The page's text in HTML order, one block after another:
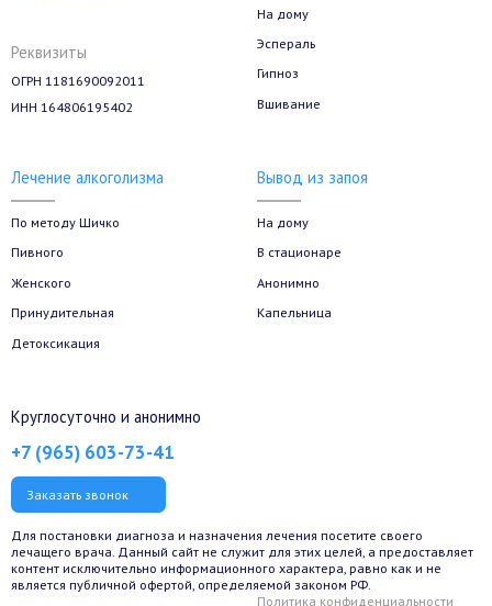
Реквизиты
ОГРН 1181690092011
ИНН 164806195402
На дому
Эспераль
Гипноз
Вшивание
Лечение алкоголизма
По методу Шичко
Пивного
Женского
Принудительная
Детоксикация
Вывод из запоя
На дому
В стационаре
Анонимно
Капельница
Круглосуточно и анонимно
+7 (965) 603-73-41
Заказать звонок
Для постановки диагноза и назначения лечения посетите своего
лечащего врача. Данный сайт не служит для этих целей, а предоставляет
контент исключительно информационного характера, равно как и не
является публичной офертой, определяемой законом РФ.
Политика конфиденциальности